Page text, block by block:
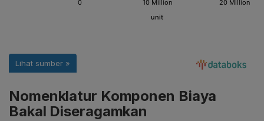
Nomenklatur Komponen Biaya
Bakal Diseragamkan